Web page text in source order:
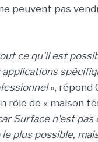
peuvent pas
ce qu'il est
», répond
rôle de « maison
Surface n'est pas
plus possible,